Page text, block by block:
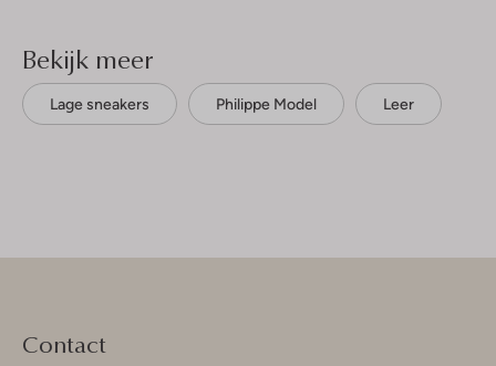
Bekijk meer
Lage sneakers Philippe Model Leer
Contact